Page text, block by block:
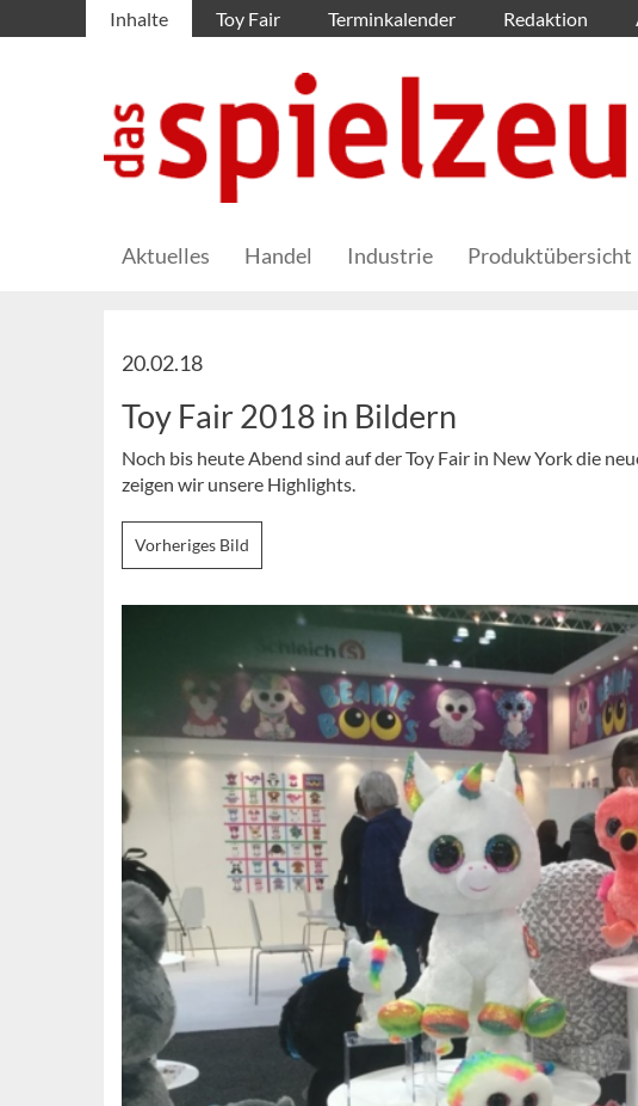
Inhalte Toy Fair Terminkalender Redaktion
Aktuelles Handel Industrie Produktübersicht
20.02.18
Toy Fair 2018 in Bildern
Noch bis heute Abend sind auf der Toy Fair in New York die
zeigen wir unsere Highlights.
Vorheriges Bild